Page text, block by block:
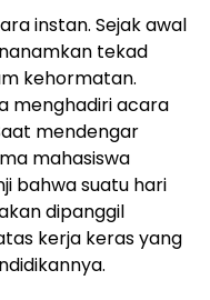
instan. Sejak awal
tekad
kehormatan.
menghadiri acara
mendengar
mahasiswa
bahwa suatu hari
dipanggil
kerja keras yang